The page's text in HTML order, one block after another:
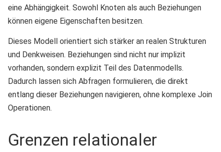
eine Abhängigkeit. Sowohl Knoten als auch Beziehungen
können eigene Eigenschaften besitzen.
Dieses Modell orientiert sich stärker an realen Strukturen
und Denkweisen. Beziehungen sind nicht nur implizit
vorhanden, sondern explizit Teil des Datenmodells.
Dadurch lassen sich Abfragen formulieren, die direkt
entlang dieser Beziehungen navigieren, ohne komplexe Join
Operationen.
Grenzen relationaler